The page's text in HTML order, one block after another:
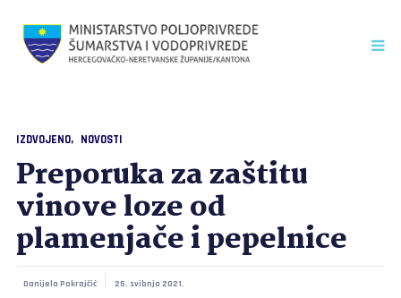
IZDVOJENO NOVOSTI
Preporuka za zaštitu
vinove loze od
plamenjače i pepelnice
Danijela Pokrajčić 25. svibnja 2021.